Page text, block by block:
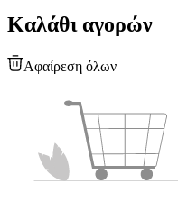
Καλάθι αγορών
Αφαίρεση όλων